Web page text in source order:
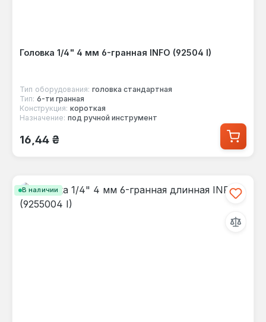
Головка 1/4" 4 мм 6-гранная INFO (92504 I)
Тип оборудования: головка стандартная
Тип: 6-ти гранная
Конструкция: короткая
Назначение: под ручной инструмент
Обычная цена:
16,44 ₴
В наличии